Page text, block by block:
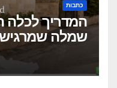
כתבות
המדריך לכלה
שמלה
ונראית מושלם